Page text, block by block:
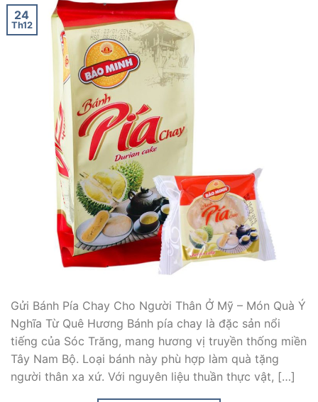
24
Th12
Gửi Bánh Pía Chay Cho Người Thân Ở Mỹ – Món Quà Ý
Nghĩa Từ Quê Hương Bánh pía chay là đặc sản nổi
tiếng của Sóc Trăng, mang hương vị truyền thống miền
Tây Nam Bộ. Loại bánh này phù hợp làm quà tặng
người thân xa xứ. Với nguyên liệu thuần thực vật, […]